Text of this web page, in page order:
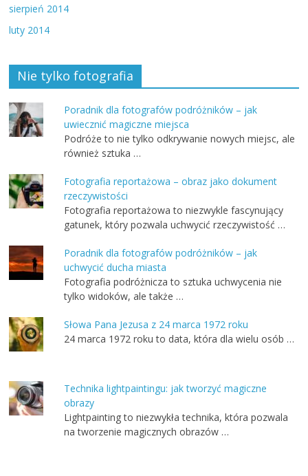
sierpień 2014
luty 2014
Nie tylko fotografia
Poradnik dla fotografów podróżników – jak
uwiecznić magiczne miejsca
Podróże to nie tylko odkrywanie nowych miejsc, ale
również sztuka …
Fotografia reportażowa – obraz jako dokument
rzeczywistości
Fotografia reportażowa to niezwykle fascynujący
gatunek, który pozwala uchwycić rzeczywistość …
Poradnik dla fotografów podróżników – jak
uchwycić ducha miasta
Fotografia podróżnicza to sztuka uchwycenia nie
tylko widoków, ale także …
Słowa Pana Jezusa z 24 marca 1972 roku
24 marca 1972 roku to data, która dla wielu osób …
Technika lightpaintingu: jak tworzyć magiczne
obrazy
Lightpainting to niezwykła technika, która pozwala
na tworzenie magicznych obrazów …